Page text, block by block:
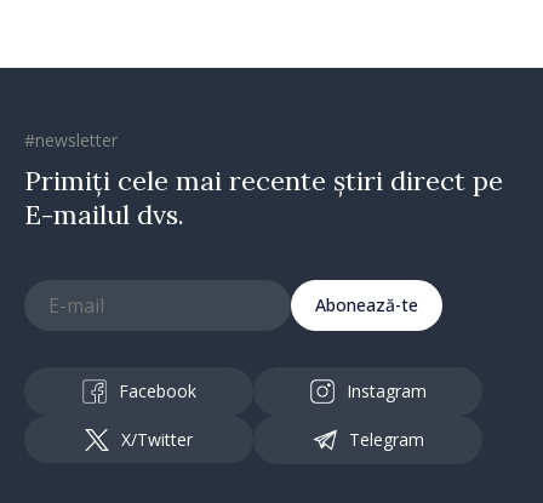
#newsletter
Primiți cele mai recente știri direct pe
E-mailul dvs.
Abonează-te
Facebook Instagram
X/Twitter Telegram